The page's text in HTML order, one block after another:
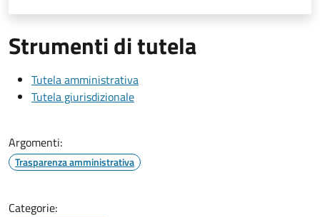
Strumenti di tutela
Tutela amministrativa
Tutela giurisdizionale
Argomenti:
Trasparenza amministrativa
Categorie: